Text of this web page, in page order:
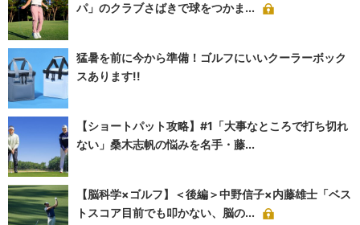
パ」のクラブさばきで球をつかま...
猛暑を前に今から準備！ゴルフにいいクーラーボック
スあります!!
【ショートパット攻略】#1「大事なところで打ち切れ
ない」桑木志帆の悩みを名手・藤...
【脳科学×ゴルフ】＜後編＞中野信子×内藤雄士「ベス
トスコア目前でも叩かない、脳の...